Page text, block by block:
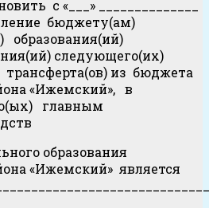
с «___» ______________
бюджету(ам)
образования(ий)
следующего(их)
из бюджета
«Ижемский», в
главным
образования
«Ижемский» является